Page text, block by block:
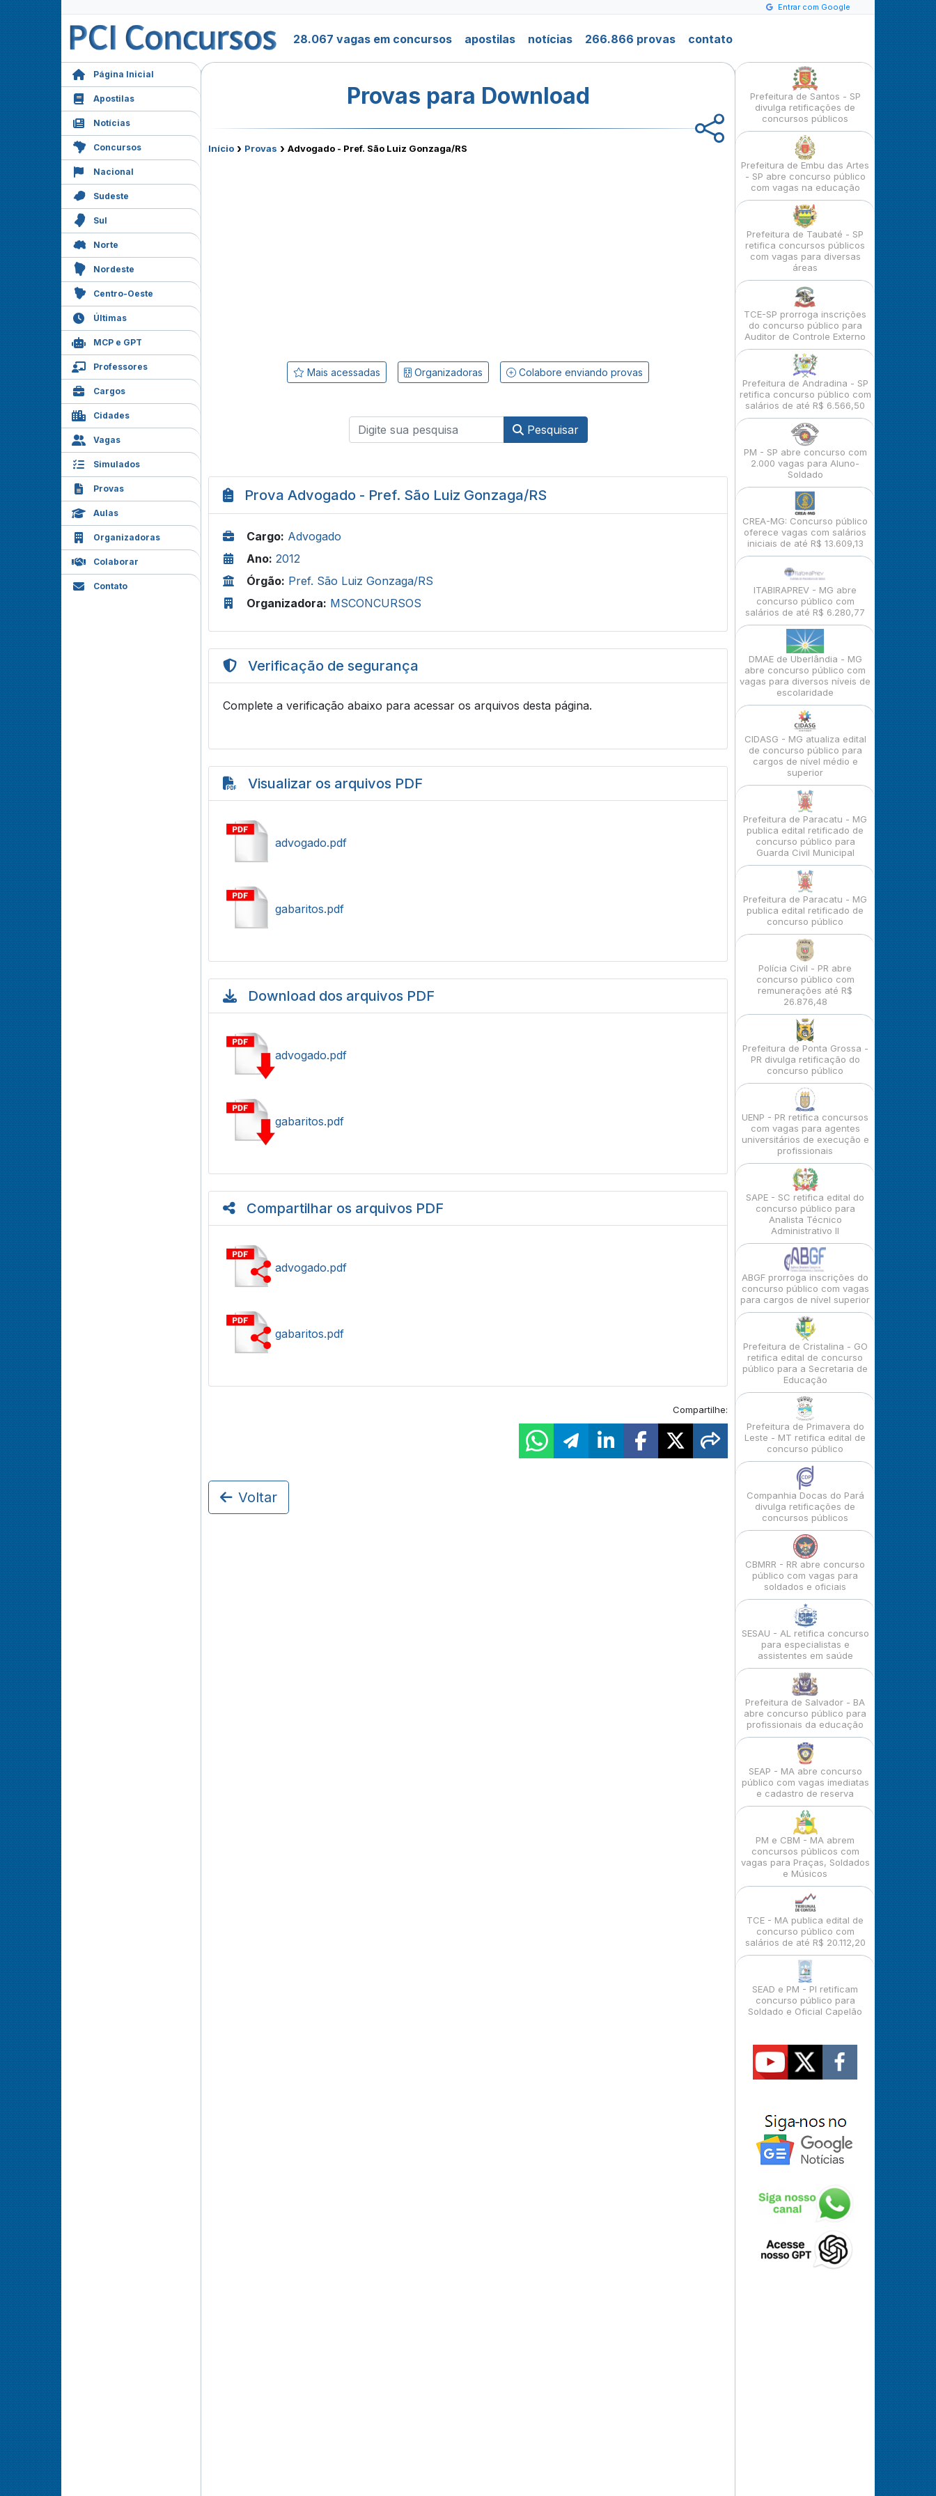
Entrar com Google
28.067 vagas em concursos apostilas notícias 266.866 provas contato
Página Inicial
Apostilas
Notícias
Concursos
Nacional
Sudeste
Sul
Norte
Nordeste
Centro-Oeste
Últimas
MCP e GPT
Professores
Cargos
Cidades
Vagas
Simulados
Provas
Aulas
Organizadoras
Colaborar
Contato
Provas para Download
Início › Provas › Advogado - Pref. São Luiz Gonzaga/RS
Mais acessadas Organizadoras Colabore enviando provas
Pesquisar
Prova Advogado - Pref. São Luiz Gonzaga/RS
Cargo: Advogado
Ano: 2012
Órgão: Pref. São Luiz Gonzaga/RS
Organizadora: MSCONCURSOS
Verificação de segurança
Complete a verificação abaixo para acessar os arquivos desta página.
Visualizar os arquivos PDF
advogado.pdf
gabaritos.pdf
Download dos arquivos PDF
advogado.pdf
gabaritos.pdf
Compartilhar os arquivos PDF
advogado.pdf
gabaritos.pdf
Compartilhe:
Voltar
Prefeitura de Santos - SP
divulga retificações de
concursos públicos
Prefeitura de Embu das Artes
- SP abre concurso público
com vagas na educação
Prefeitura de Taubaté - SP
retifica concursos públicos
com vagas para diversas
áreas
TCE-SP prorroga inscrições
do concurso público para
Auditor de Controle Externo
Prefeitura de Andradina - SP
retifica concurso público com
salários de até R$ 6.566,50
PM - SP abre concurso com
2.000 vagas para Aluno-
Soldado
CREA-MG: Concurso público
oferece vagas com salários
iniciais de até R$ 13.609,13
ITABIRAPREV - MG abre
concurso público com
salários de até R$ 6.280,77
DMAE de Uberlândia - MG
abre concurso público com
vagas para diversos níveis de
escolaridade
CIDASG - MG atualiza edital
de concurso público para
cargos de nível médio e
superior
Prefeitura de Paracatu - MG
publica edital retificado de
concurso público para
Guarda Civil Municipal
Prefeitura de Paracatu - MG
publica edital retificado de
concurso público
Polícia Civil - PR abre
concurso público com
remunerações até R$
26.876,48
Prefeitura de Ponta Grossa -
PR divulga retificação do
concurso público
UENP - PR retifica concursos
com vagas para agentes
universitários de execução e
profissionais
SAPE - SC retifica edital do
concurso público para
Analista Técnico
Administrativo II
ABGF prorroga inscrições do
concurso público com vagas
para cargos de nível superior
Prefeitura de Cristalina - GO
retifica edital de concurso
público para a Secretaria de
Educação
Prefeitura de Primavera do
Leste - MT retifica edital de
concurso público
Companhia Docas do Pará
divulga retificações de
concursos públicos
CBMRR - RR abre concurso
público com vagas para
soldados e oficiais
SESAU - AL retifica concurso
para especialistas e
assistentes em saúde
Prefeitura de Salvador - BA
abre concurso público para
profissionais da educação
SEAP - MA abre concurso
público com vagas imediatas
e cadastro de reserva
PM e CBM - MA abrem
concursos públicos com
vagas para Praças, Soldados
e Músicos
TCE - MA publica edital de
concurso público com
salários de até R$ 20.112,20
SEAD e PM - PI retificam
concurso público para
Soldado e Oficial Capelão